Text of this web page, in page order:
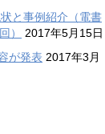
と事例紹介（電書
）
2017年5月15日
が発表 2017年3月